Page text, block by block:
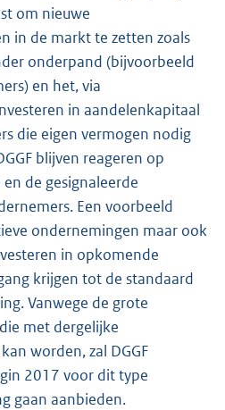
om nieuwe
in de markt te zetten zoals
onderpand (bijvoorbeeld
en het, via
in aandelenkapitaal
die eigen vermogen nodig
blijven reageren op
de gesignaleerde
Een voorbeeld
ondernemingen maar ook
in opkomende
krijgen tot de standaard
Vanwege de grote
met dergelijke
worden, zal DGGF
2017 voor dit type
gaan aanbieden.